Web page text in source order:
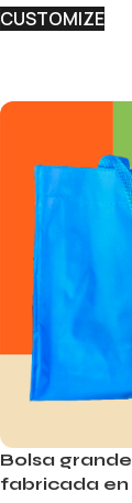
CUSTOMIZE
Bolsa
fabricada en